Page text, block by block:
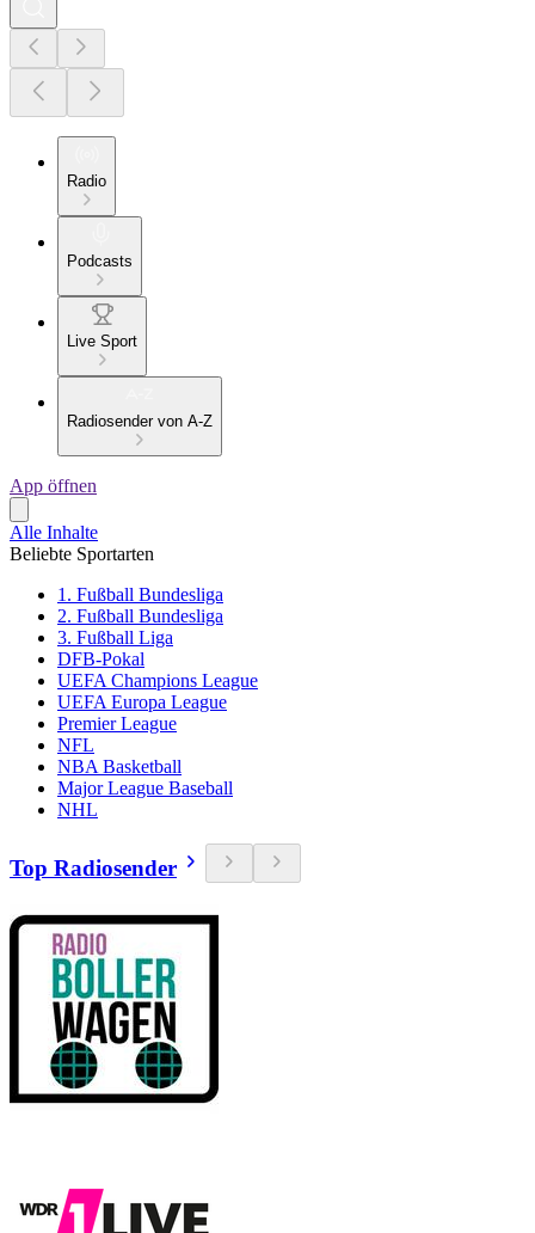
Radio
Podcasts
Live Sport
Radiosender von A-Z
App öffnen
Alle Inhalte
Beliebte Sportarten
1. Fußball Bundesliga
2. Fußball Bundesliga
3. Fußball Liga
DFB-Pokal
UEFA Champions League
UEFA Europa League
Premier League
NFL
NBA Basketball
Major League Baseball
NHL
Top Radiosender